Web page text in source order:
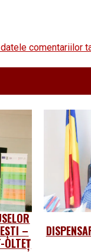
comentariilor
–